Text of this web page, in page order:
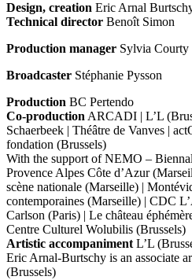
Design, creation Eric Arnal
Technical director Benoît Simon
Production manager Sylvia Courty
Broadcaster Stéphanie Pysson
Production BC Pertendo
Co-production ARCADI | L’L
Schaerbeek | Théâtre de Vanves |
fondation (Brussels)
With the support of NEMO –
Provence Alpes Côte d’Azur
scène nationale (Marseille) |
contemporaines (Marseille) | CDC
Carlson (Paris) | Le château
Centre Culturel Wolubilis (Brussels)
Artistic accompaniment L’L
Eric Arnal-Burtschy is an associate
(Brussels)